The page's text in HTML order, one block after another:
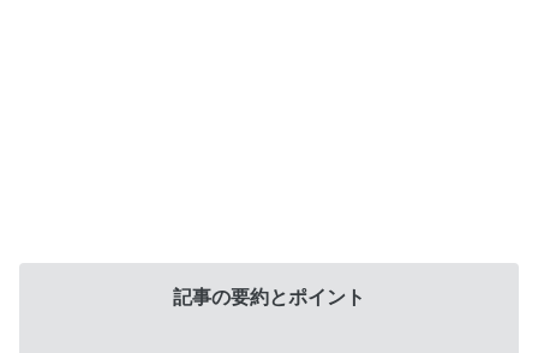
記事の要約とポイント